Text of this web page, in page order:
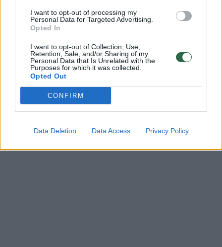
I want to opt-out of processing my
Personal Data for Targeted Advertising.
Opted In
I want to opt-out of Collection, Use,
Retention, Sale, and/or Sharing of my
Personal Data that Is Unrelated with the
Purposes for which it was collected.
Opted Out
CONFIRM
Data Deletion Data Access Privacy Policy